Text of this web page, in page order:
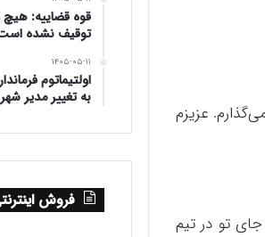
عزیزم
تو در تیم
قوه قضاییه: هیچ
توقیف نشده
۱۴۰۵-۰۵-۱۱
اولتیماتوم
به تغییر مدیر
فروش